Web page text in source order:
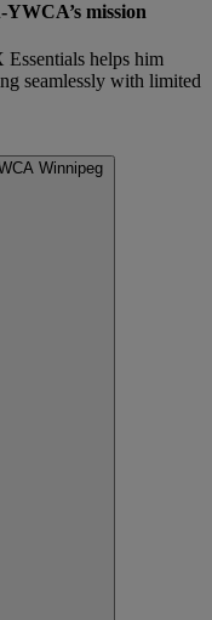
mission
helps him
seamlessly with limited
Winnipeg